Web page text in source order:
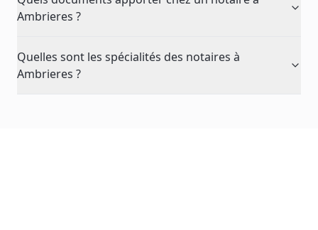
Ambrieres ?
Quelles sont les spécialités des notaires à
Ambrieres ?